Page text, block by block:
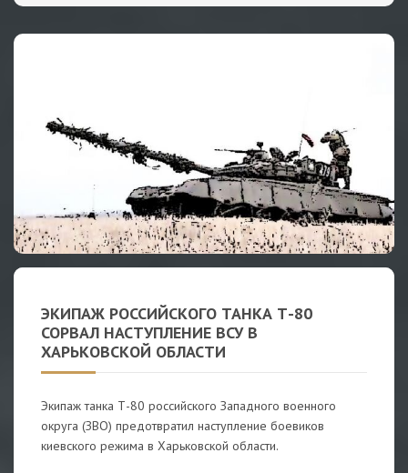
ЭКИПАЖ РОССИЙСКОГО ТАНКА Т-80
СОРВАЛ НАСТУПЛЕНИЕ ВСУ В
ХАРЬКОВСКОЙ ОБЛАСТИ
Экипаж танка Т-80 российского Западного военного
округа (ЗВО) предотвратил наступление боевиков
киевского режима в Харьковской области.